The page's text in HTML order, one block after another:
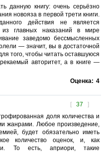
данную книгу: очень серьёзно
новояза в первой трети книги.
действия не является
главных наказаний в мире
заведомо бессмысленных
— значит, вы в достаточной
того, чтобы читать оставшуюся
авторитет, а в книге —
Оценка: 4
[ 37 ]
доля количества и
жанрами. Любое произведение,
будет обязательно иметь
количество оценок, и, как
То есть, априори, такие